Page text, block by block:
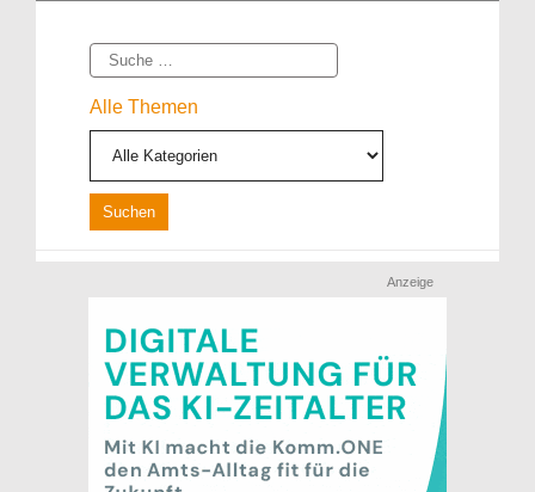
Suche
Alle Themen
Anzeige